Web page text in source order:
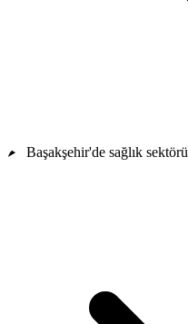
Başakşehir'de sağlık